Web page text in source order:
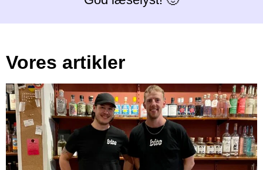
Vores artikler